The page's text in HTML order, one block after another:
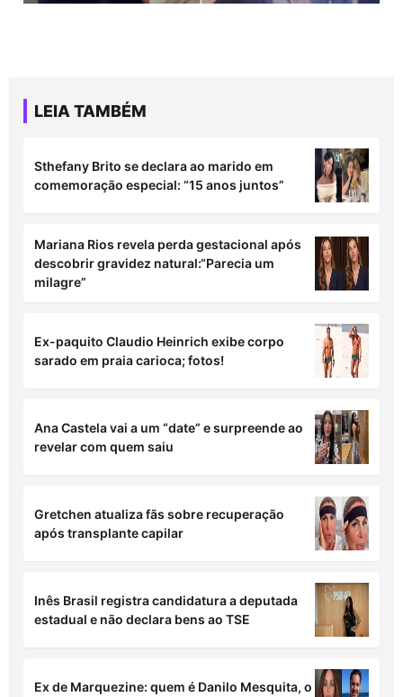
LEIA TAMBÉM
Sthefany Brito se declara ao marido em
comemoração especial: “15 anos juntos”
Mariana Rios revela perda gestacional após
descobrir gravidez natural:“Parecia um
milagre”
Ex-paquito Claudio Heinrich exibe corpo
sarado em praia carioca; fotos!
Ana Castela vai a um “date” e surpreende ao
revelar com quem saiu
Gretchen atualiza fãs sobre recuperação
após transplante capilar
Inês Brasil registra candidatura a deputada
estadual e não declara bens ao TSE
Ex de Marquezine: quem é Danilo Mesquita, o